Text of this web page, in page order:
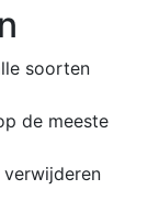
soorten
de meeste